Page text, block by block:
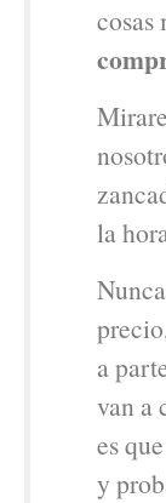
cosas
la
a
van a
es
y